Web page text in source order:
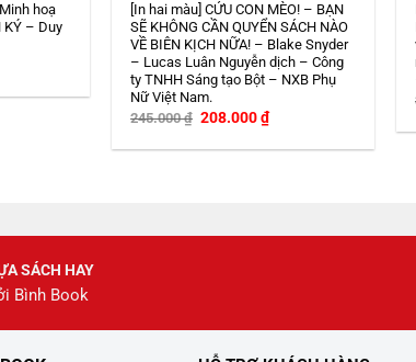
hoạ
KÝ – Duy
[In hai màu] CỨU CON MÈO! – BẠN
SẼ KHÔNG CẦN QUYỂN SÁCH NÀO
VỀ BIÊN KỊCH NỮA! – Blake Snyder
– Lucas Luân Nguyễn dịch – Công
ty TNHH Sáng tạo Bột – NXB Phụ
Nữ Việt Nam.
245.000₫ Giá
là:
208.000₫Giá
hiện
tại
SÁCH HAY
Bình Book